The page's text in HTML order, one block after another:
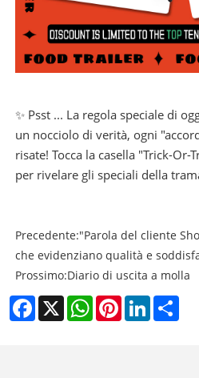
✨ Psst ... La regola speciale di
un nocciolo di verità, ogni
risate! Tocca la casella "Trick-Or-
per rivelare gli speciali della
Precedente:"Parola del cliente
che evidenziano qualità e
Prossimo:Diario di uscita a molla
Facebook
X WhatsAppPinterestLinkedIn